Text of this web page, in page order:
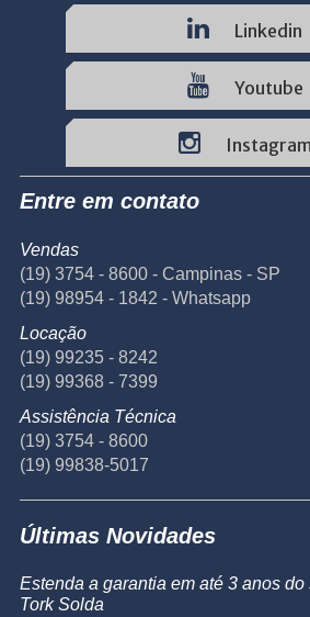
Linkedin
Youtube
Instagram
Entre em contato
Vendas
(19) 3754 - 8600 - Campinas - SP
(19) 98954 - 1842 - Whatsapp
Locação
(19) 99235 - 8242
(19) 99368 - 7399
Assistência Técnica
(19) 3754 - 8600
(19) 99838-5017
Últimas Novidades
Estenda a garantia em até 3 anos
Tork Solda